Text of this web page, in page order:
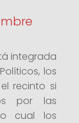
integrada
los
recinto si
por las
cual los